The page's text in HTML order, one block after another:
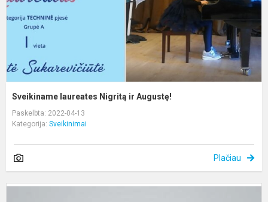
Sveikiname laureates Nigritą ir Augustę!
Paskelbta: 2022-04-13
Kategorija: Sveikinimai
Plačiau